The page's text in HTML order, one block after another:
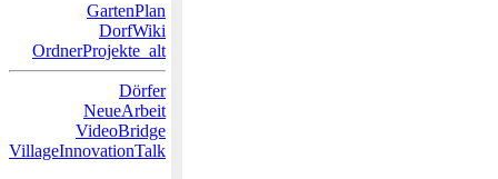
GartenPlan
DorfWiki
OrdnerProjekte_alt
Dörfer
NeueArbeit
VideoBridge
VillageInnovationTalk